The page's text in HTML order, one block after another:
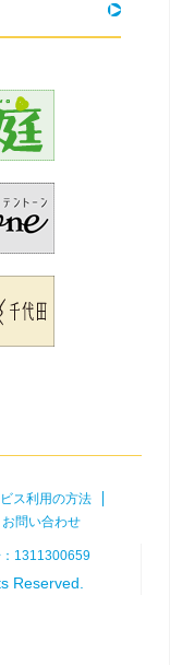
ス利用の方法
お問い合わせ
1311300659
Reserved.